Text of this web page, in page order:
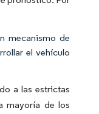
mecanismo de
el vehículo
a las estrictas
mayoría de los